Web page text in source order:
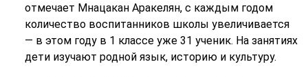
отмечает Мнацакан Аракелян, с каждым годом
количество воспитанников школы увеличивается
— в этом году в 1 классе уже 31 ученик. На занятиях
дети изучают родной язык, историю и культуру.